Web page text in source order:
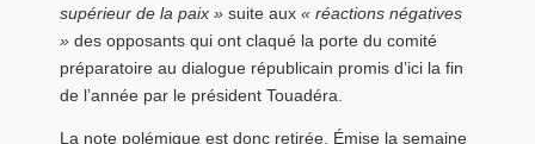
supérieur de la paix » suite aux « réactions négatives
» des opposants qui ont claqué la porte du comité
préparatoire au dialogue républicain promis d’ici la fin
de l’année par le président Touadéra.
La note polémique est donc retirée. Émise la semaine